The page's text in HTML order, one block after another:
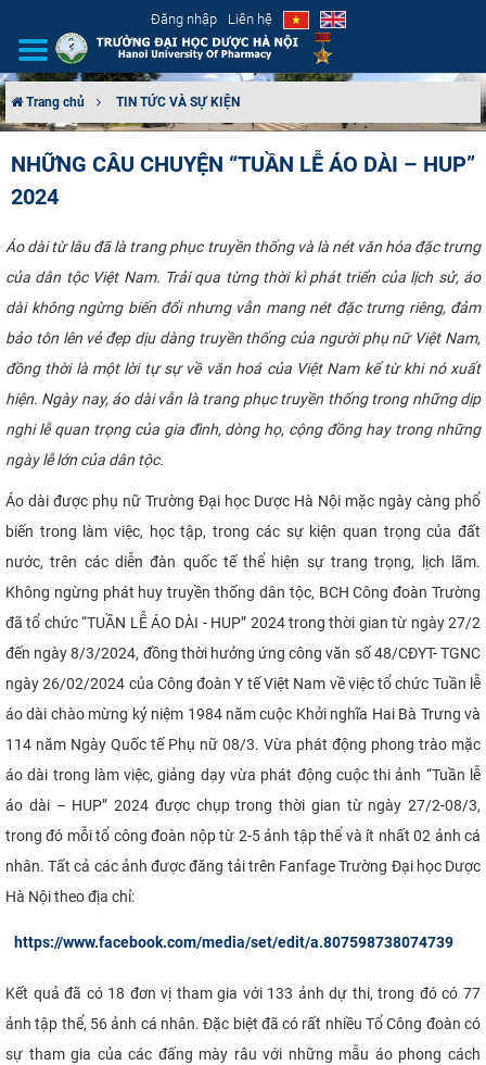
Đăng nhập Liên hệ
CƠ CẤU TỔ CHỨC
TUYỂN SINH
ĐÀO TẠO
ĐẢM BẢO CHẤT LƯỢNG
KHOA HỌC CÔNG NGHỆ
HTQT
CỰU NGƯỜI HỌC
Trang chủ TIN TỨC VÀ SỰ KIỆN
NHỮNG CÂU CHUYỆN “TUẦN LỄ ÁO DÀI – HUP”
2024
Áo dài từ lâu đã là trang phục truyền thống và là nét văn hóa đặc trưng
của dân tộc Việt Nam. Trải qua từng thời kì phát triển của lịch sử, áo
dài không ngừng biến đổi nhưng vẫn mang nét đặc trưng riêng, đảm
bảo tôn lên vẻ đẹp dịu dàng truyền thống của người phụ nữ Việt Nam,
đồng thời là một lời tự sự về văn hoá của Việt Nam kể từ khi nó xuất
hiện. Ngày nay, áo dài vẫn là trang phục truyền thống trong những dịp
nghi lễ quan trọng của gia đình, dòng họ, cộng đồng hay trong những
ngày lễ lớn của dân tộc.
Áo dài được phụ nữ Trường Đại học Dược Hà Nội mặc ngày càng phổ
biến trong làm việc, học tập, trong các sự kiện quan trọng của đất
nước, trên các diễn đàn quốc tế thể hiện sự trang trọng, lịch lãm.
Không ngừng phát huy truyền thống dân tộc, BCH Công đoàn Trường
đã tổ chức “TUẦN LỄ ÁO DÀI - HUP” 2024 trong thời gian từ ngày 27/2
đến ngày 8/3/2024, đồng thời hưởng ứng công văn số 48/CĐYT- TGNC
ngày 26/02/2024 của Công đoàn Y tế Việt Nam về việc tổ chức Tuần lễ
áo dài chào mừng kỷ niệm 1984 năm cuộc Khởi nghĩa Hai Bà Trưng và
114 năm Ngày Quốc tế Phụ nữ 08/3. Vừa phát động phong trào mặc
áo dài trong làm việc, giảng dạy vừa phát động cuộc thi ảnh “Tuần lễ
áo dài – HUP” 2024 được chụp trong thời gian từ ngày 27/2-08/3,
trong đó mỗi tổ công đoàn nộp từ 2-5 ảnh tập thể và ít nhất 02 ảnh cá
nhân. Tất cả các ảnh được đăng tải trên Fanfage Trường Đại học Dược
Hà Nội theo địa chỉ:
https://www.facebook.com/media/set/edit/a.807598738074739
Kết quả đã có 18 đơn vị tham gia với 133 ảnh dự thi, trong đó có 77
ảnh tập thể, 56 ảnh cá nhân. Đặc biệt đã có rất nhiều Tổ Công đoàn có
sự tham gia của các đấng mày râu với những mẫu áo phong cách